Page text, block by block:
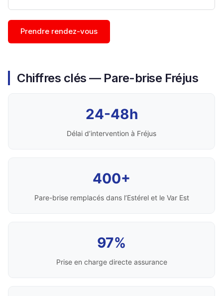
Prendre rendez-vous
Chiffres clés — Pare-brise Fréjus
24-48h
Délai d’intervention à Fréjus
400+
Pare-brise remplacés dans l’Estérel et le Var Est
97%
Prise en charge directe assurance